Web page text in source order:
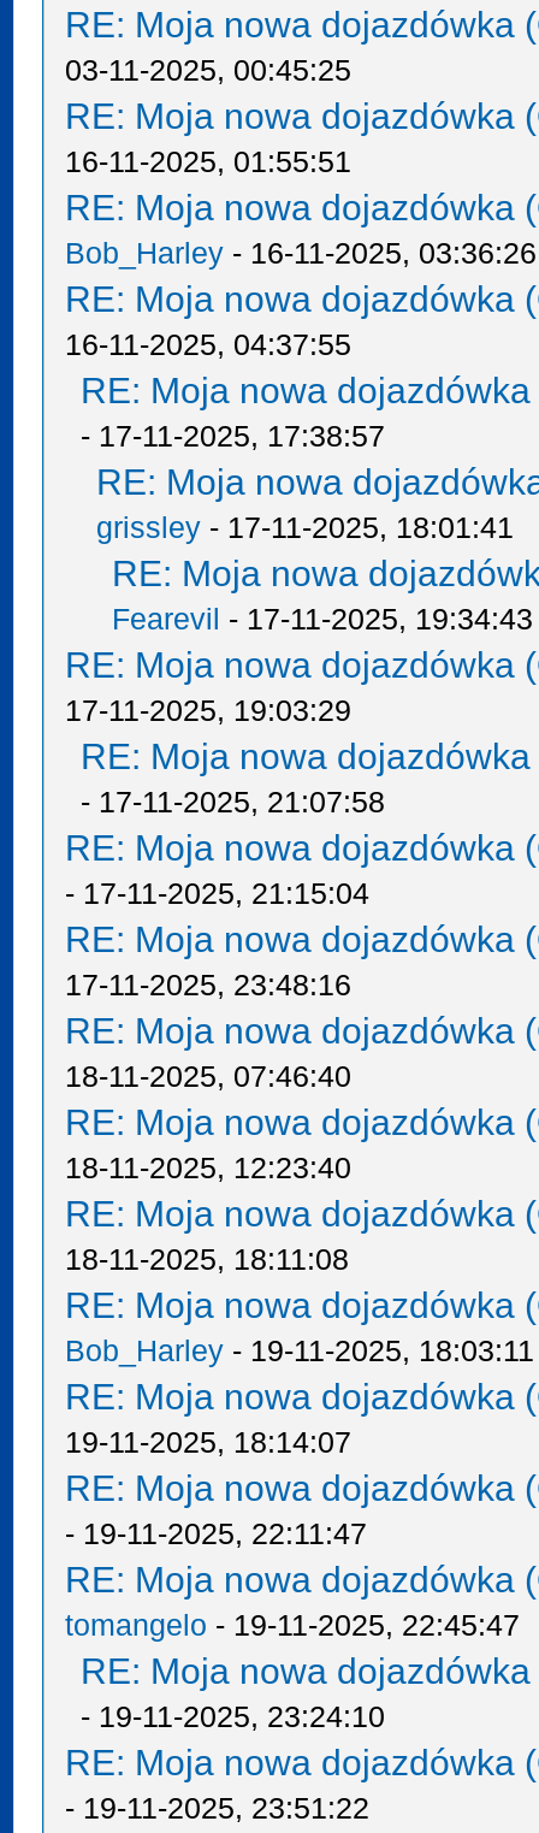
RE: Moja nowa dojazdówka
03-11-2025, 00:45:25
RE: Moja nowa dojazdówka
16-11-2025, 01:55:51
RE: Moja nowa dojazdówka
Bob_Harley - 16-11-2025, 03:36:26
RE: Moja nowa dojazdówka
16-11-2025, 04:37:55
RE: Moja nowa
- 17-11-2025, 17:38:57
RE: Moja nowa
grissley - 17-11-2025, 18:01:41
RE: Moja nowa
Fearevil - 17-11-2025, 19:34:43
RE: Moja nowa dojazdówka
17-11-2025, 19:03:29
RE: Moja nowa
- 17-11-2025, 21:07:58
RE: Moja nowa dojazdówka
- 17-11-2025, 21:15:04
RE: Moja nowa dojazdówka
17-11-2025, 23:48:16
RE: Moja nowa dojazdówka
18-11-2025, 07:46:40
RE: Moja nowa dojazdówka
18-11-2025, 12:23:40
RE: Moja nowa dojazdówka
18-11-2025, 18:11:08
RE: Moja nowa dojazdówka
Bob_Harley - 19-11-2025, 18:03:11
RE: Moja nowa dojazdówka
19-11-2025, 18:14:07
RE: Moja nowa dojazdówka
- 19-11-2025, 22:11:47
RE: Moja nowa dojazdówka
tomangelo - 19-11-2025, 22:45:47
RE: Moja nowa
- 19-11-2025, 23:24:10
RE: Moja nowa dojazdówka
- 19-11-2025, 23:51:22